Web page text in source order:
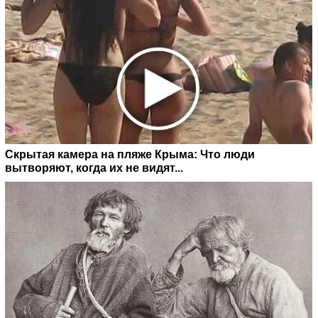
Скрытая камера на пляже Крыма: Что люди
вытворяют, когда их не видят...